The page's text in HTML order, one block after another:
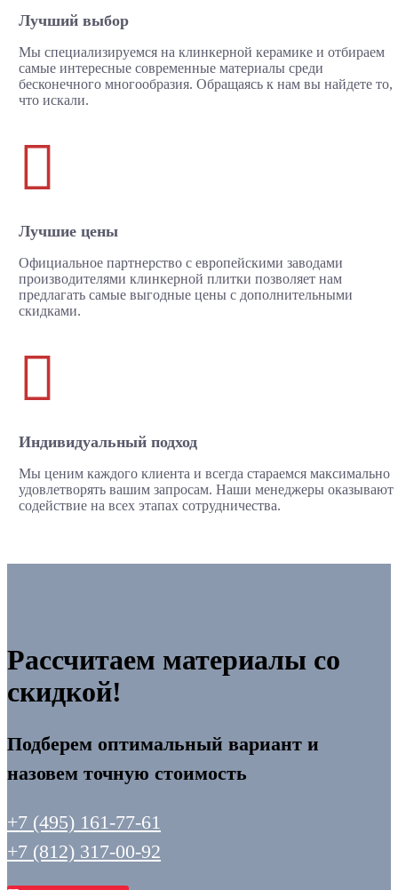
Лучший выбор
Мы специализируемся на клинкерной керамике и отбираем
самые интересные современные материалы среди
бесконечного многообразия. Обращаясь к нам вы найдете то,
что искали.

Лучшие цены
Официальное партнерство с европейскими заводами
производителями клинкерной плитки позволяет нам
предлагать самые выгодные цены с дополнительными
скидками.

Индивидуальный подход
Мы ценим каждого клиента и всегда стараемся максимально
удовлетворять вашим запросам. Наши менеджеры оказывают
содействие на всех этапах сотрудничества.
Рассчитаем материалы со
скидкой!
Подберем оптимальный вариант и
назовем точную стоимость
+7 (495) 161-77-61
+7 (812) 317-00-92